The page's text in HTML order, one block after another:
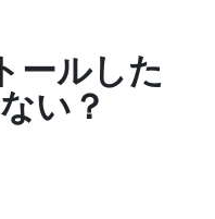
ールした
い？